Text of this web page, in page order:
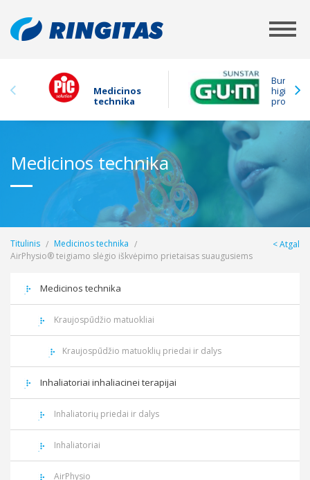
Medicinos
technika
Burnos
higienos
Medicinos technika
Atgal
Titulinis
Medicinos technika
AirPhysio® teigiamo slėgio iškvėpimo prietaisas suaugusiems
Medicinos technika
Kraujospūdžio matuokliai
Kraujospūdžio matuoklių priedai ir dalys
Inhaliatoriai inhaliacinei terapijai
Inhaliatorių priedai ir dalys
Inhaliatoriai
AirPhysio